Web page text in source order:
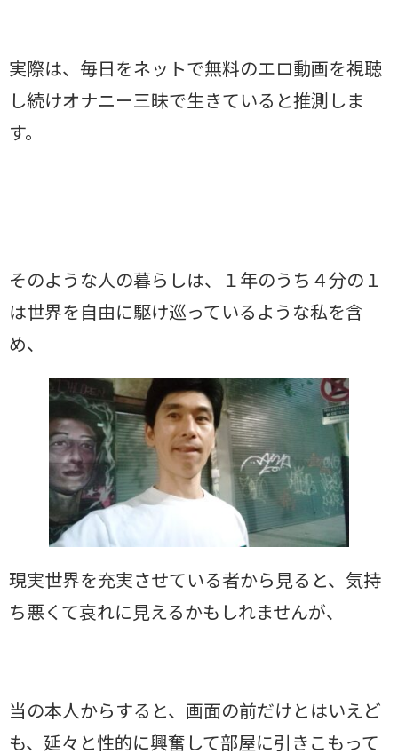
実際は、毎日をネットで無料のエロ動画を視聴
し続けオナニー三昧で生きていると推測しま
す。
そのような人の暮らしは、１年のうち４分の１
は世界を自由に駆け巡っているような私を含
め、
現実世界を充実させている者から見ると、気持
ち悪くて哀れに見えるかもしれませんが、
当の本人からすると、画面の前だけとはいえど
も、延々と性的に興奮して部屋に引きこもって